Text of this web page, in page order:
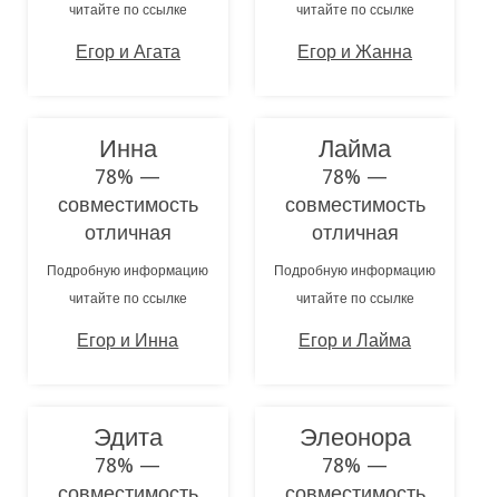
читайте по ссылке
Егор и Агата
читайте по ссылке
Егор и Жанна
Инна
78% —
совместимость
отличная
Подробную информацию
читайте по ссылке
Егор и Инна
Лайма
78% —
совместимость
отличная
Подробную информацию
читайте по ссылке
Егор и Лайма
Эдита
78% —
Элеонора
78% —